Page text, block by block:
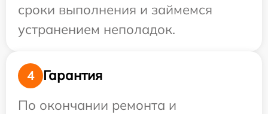
сроки выполнения и займемся
устранением неполадок.
4
Гарантия
По окончании ремонта и